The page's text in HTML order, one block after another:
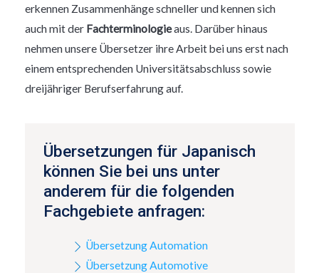
erkennen Zusammenhänge schneller und kennen sich
auch mit der Fachterminologieaus. Darüber hinaus
nehmen unsere Übersetzer ihre Arbeit bei uns erst nach
einem entsprechenden Universitätsabschluss sowie
dreijähriger Berufserfahrung auf.
Übersetzungen für Japanisch
können Sie bei uns unter
anderem für die folgenden
Fachgebiete anfragen:
Übersetzung Automation
Übersetzung Automotive